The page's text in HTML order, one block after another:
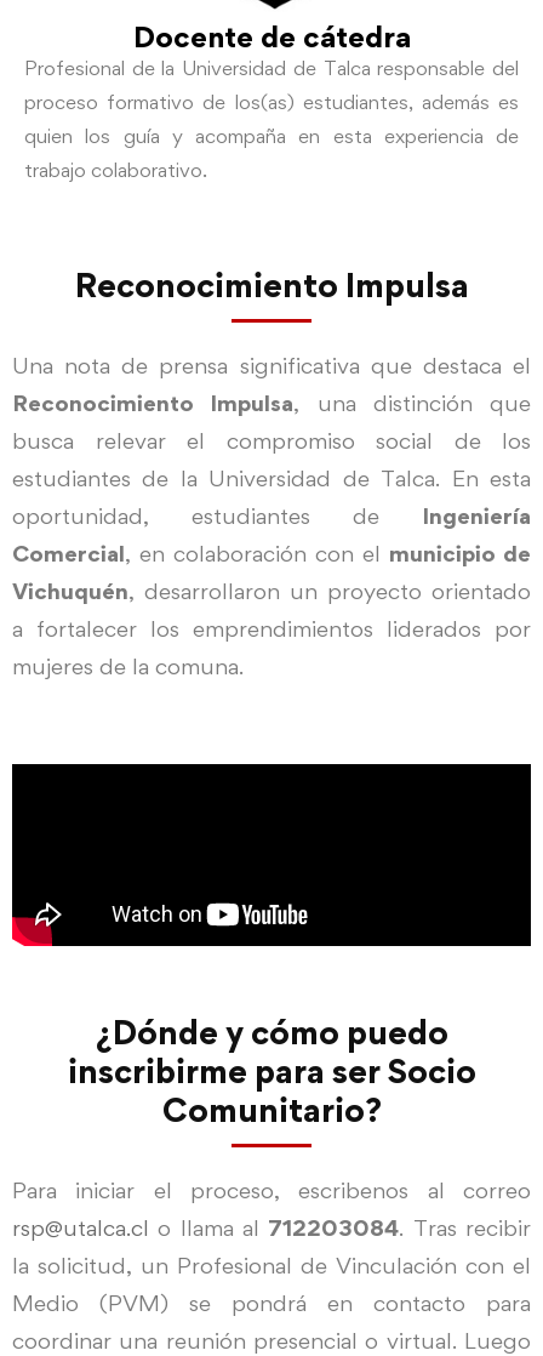
Docente de cátedra
Profesional de la Universidad de Talca responsable del
proceso formativo de los(as) estudiantes, además es
quien los guía y acompaña en esta experiencia de
trabajo colaborativo.
Reconocimiento Impulsa
Una nota de prensa significativa que destaca el
Reconocimiento Impulsa, una distinción que
busca relevar el compromiso social de los
estudiantes de la Universidad de Talca. En esta
oportunidad, estudiantes de Ingeniería
Comercial, en colaboración con el municipio de
Vichuquén, desarrollaron un proyecto orientado
a fortalecer los emprendimientos liderados por
mujeres de la comuna.
¿Dónde y cómo puedo
inscribirme para ser Socio
Comunitario?
Para iniciar el proceso, escribenos al correo
rsp@utalca.cl o llama al 712203084. Tras recibir
la solicitud, un Profesional de Vinculación con el
Medio (PVM) se pondrá en contacto para
coordinar una reunión presencial o virtual. Luego